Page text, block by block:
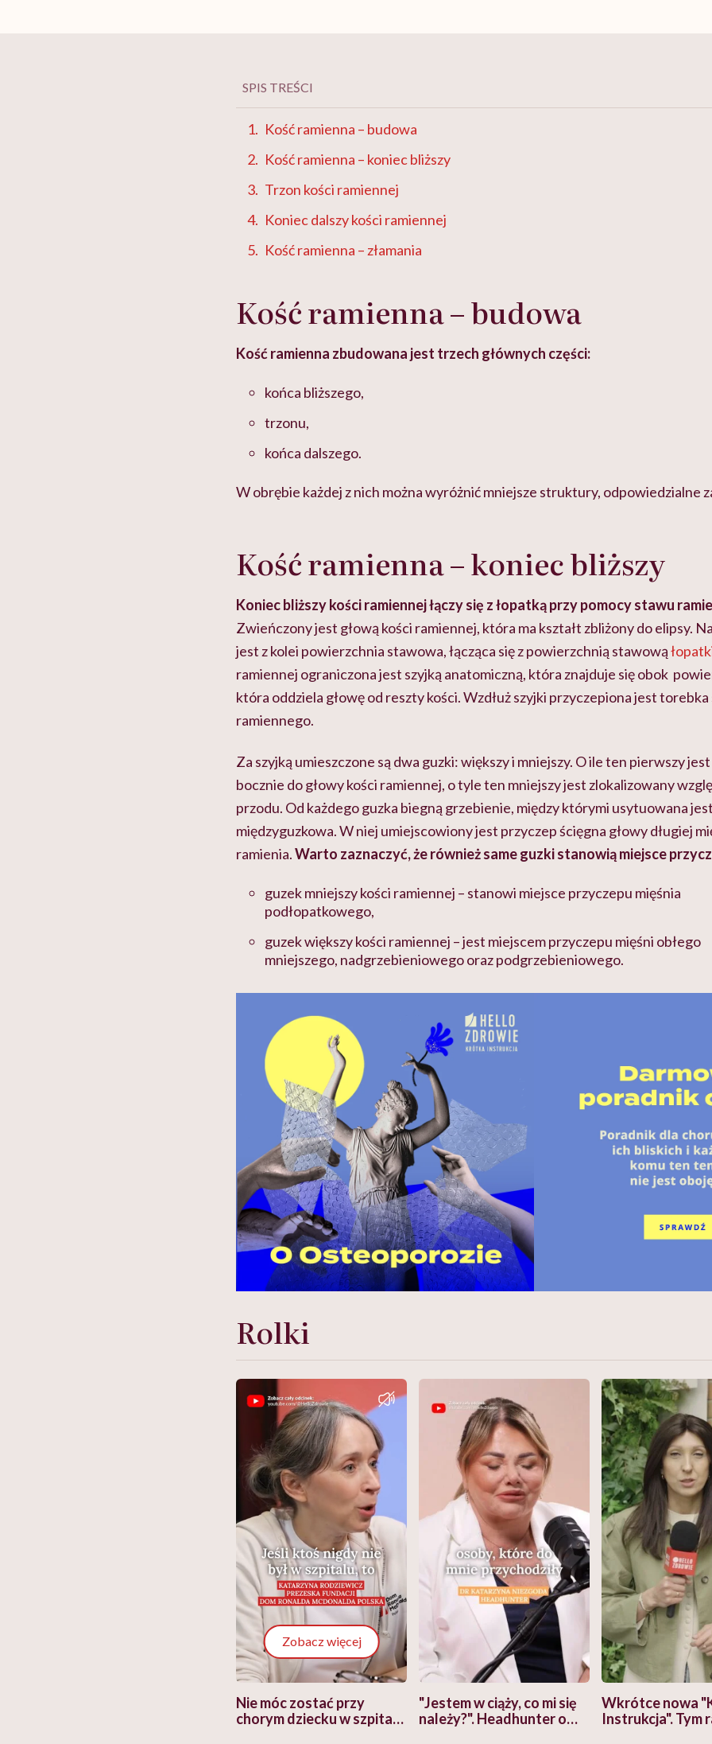
SPIS TREŚCI
Kość ramienna – budowa
Kość ramienna – koniec bliższy
Trzon kości ramiennej
Koniec dalszy kości ramiennej
Kość ramienna – złamania
Kość ramienna – budowa
Kość ramienna zbudowana jest trzech głównych części:
końca bliższego,
trzonu,
końca dalszego.
W obrębie każdej z nich można wyróżnić mniejsze struktury, odpowiedzialne
Kość ramienna – koniec bliższy
Koniec bliższy kości ramiennej łączy się z łopatką przy pomocy stawu
Zwieńczony jest głową kości ramiennej, która ma kształt zbliżony do elipsy.
jest z kolei powierzchnia stawowa,łącząca sięz powierzchnią stawową
ramiennej ograniczona jest szyjką anatomiczną, która znajduje się obok
która oddziela głowę od reszty kości. Wzdłuż szyjki przyczepiona jest
ramiennego.
Za szyjką umieszczone są dwa guzki: większy i mniejszy. O ile ten pierwszy
bocznie do głowy kości ramiennej, o tyle ten mniejszy jest zlokalizowany
przodu. Od każdego guzka biegną grzebienie, między którymi usytuowana
międzyguzkowa. W niej umiejscowiony jest przyczep ścięgna głowy długiej
ramienia.Warto zaznaczyć, że również same guzki stanowią miejsce
guzek mniejszy kości ramiennej – stanowi miejsce przyczepu mięśnia
podłopatkowego,
guzek większy kości ramiennej – jest miejscem przyczepu mięśni obłego
mniejszego, nadgrzebieniowego oraz podgrzebieniowego.
Rolki
Zobacz więcej
Nie móc zostać przy
chorym dziecku w szpitalu
"Jestem w ciąży, co mi się
należy?". Headhunter o
Wkrótce nowa
Instrukcja". Tym